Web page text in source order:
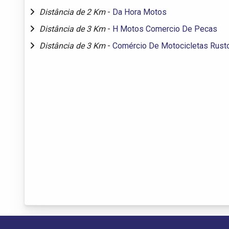
Distância de 2 Km - Da Hora Motos
Distância de 3 Km - H Motos Comercio De Pecas
Distância de 3 Km - Comércio De Motocicletas